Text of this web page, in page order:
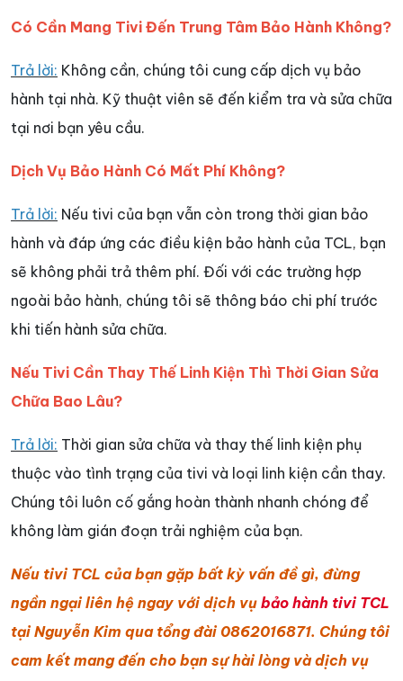
Có Cần Mang Tivi Đến Trung Tâm Bảo Hành Không?
Trả lời: Không cần, chúng tôi cung cấp dịch vụ bảo
hành tại nhà. Kỹ thuật viên sẽ đến kiểm tra và sửa chữa
tại nơi bạn yêu cầu.
Dịch Vụ Bảo Hành Có Mất Phí Không?
Trả lời: Nếu tivi của bạn vẫn còn trong thời gian bảo
hành và đáp ứng các điều kiện bảo hành của TCL, bạn
sẽ không phải trả thêm phí. Đối với các trường hợp
ngoài bảo hành, chúng tôi sẽ thông báo chi phí trước
khi tiến hành sửa chữa.
Nếu Tivi Cần Thay Thế Linh Kiện Thì Thời Gian Sửa
Chữa Bao Lâu?
Trả lời: Thời gian sửa chữa và thay thế linh kiện phụ
thuộc vào tình trạng của tivi và loại linh kiện cần thay.
Chúng tôi luôn cố gắng hoàn thành nhanh chóng để
không làm gián đoạn trải nghiệm của bạn.
Nếu tivi TCL của bạn gặp bất kỳ vấn đề gì, đừng
ngần ngại liên hệ ngay với dịch vụ bảo hành tivi TCL
tại Nguyễn Kim qua tổng đài 0862016871. Chúng tôi
cam kết mang đến cho bạn sự hài lòng và dịch vụ